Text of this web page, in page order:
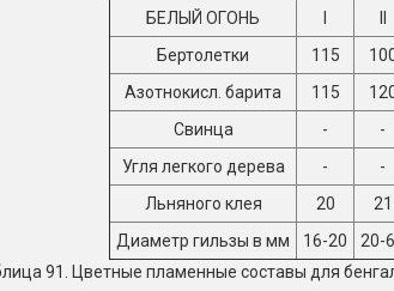
БЕЛЫЙ ОГОНЬ
Бертолетки
115
Азотнокисл. барита
115
Свинца
- -
Угля легкого дерева
- -
Льняного клея
20 21
Диаметр гильзы в мм
16-20 20-
91. Цветные пламенные составы для